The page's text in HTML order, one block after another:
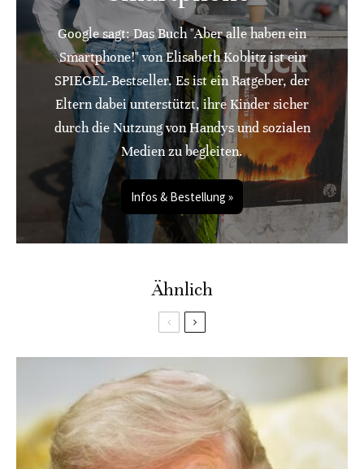
Google sagt: Das Buch "Aber alle haben ein
Smartphone!" von Elisabeth Koblitz ist ein
SPIEGEL-Bestseller. Es ist ein Ratgeber, der
Eltern dabei unterstützt, ihre Kinder sicher
durch die Nutzung von Handys und sozialen
Medien zu begleiten.
Infos & Bestellung »
Ähnlich